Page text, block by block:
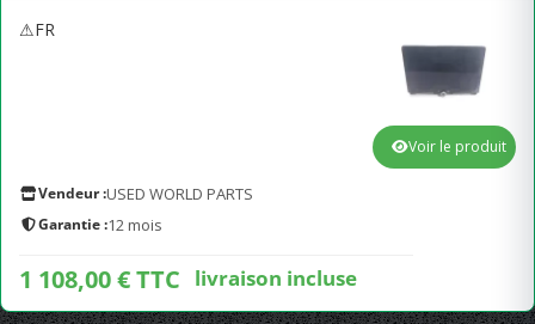
⚠FR
Vendeur :USED WORLD PARTS
Garantie :12 mois
1 108,00 € TTC livraison incluse
Voir le produit